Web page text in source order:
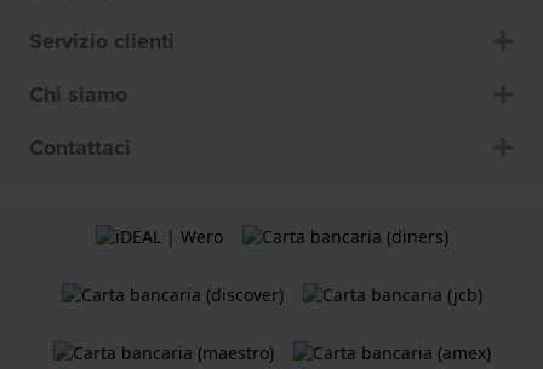
Servizio clienti
Chi siamo
Contattaci